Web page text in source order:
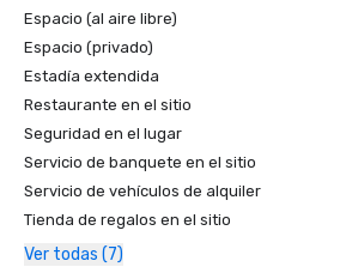
Espacio (al aire libre)
Espacio (privado)
Estadía extendida
Restaurante en el sitio
Seguridad en el lugar
Servicio de banquete en el sitio
Servicio de vehículos de alquiler
Tienda de regalos en el sitio
Ver todas (7)